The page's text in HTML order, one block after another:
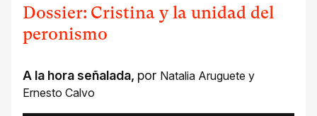
Dossier: Cristina y la unidad del
peronismo
A la hora señalada, por Natalia Aruguete y
Ernesto Calvo